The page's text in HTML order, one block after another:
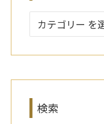
検索